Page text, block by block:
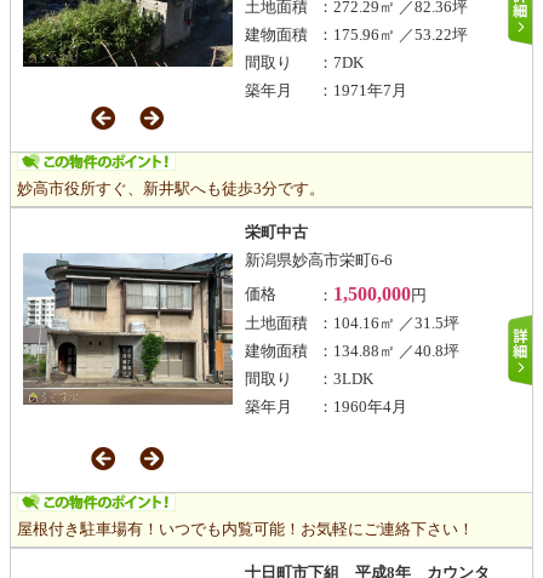
土地面積
：272.29㎡ ／82.36坪
建物面積
：175.96㎡ ／53.22坪
間取り
：7DK
築年月
：1971年7月
妙高市役所すぐ、新井駅へも徒歩3分です。
栄町中古
新潟県妙高市栄町6-6
価格
： 1,500,000円
土地面積
：104.16㎡ ／31.5坪
建物面積
：134.88㎡ ／40.8坪
間取り
：3LDK
築年月
：1960年4月
屋根付き駐車場有！いつでも内覧可能！お気軽にご連絡下さい！
十日町市下組 平成8年 カウンタ